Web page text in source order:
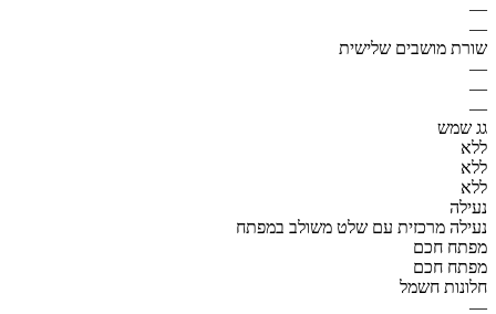
—
—
שורת מושבים שלישית
—
—
—
גג שמש
ללא
ללא
ללא
נעילה
נעילה מרכזית עם שלט משולב במפתח
מפתח חכם
מפתח חכם
חלונות חשמל
—